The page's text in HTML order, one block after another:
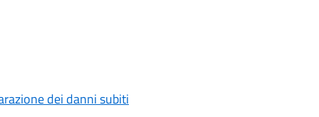
dei danni subiti